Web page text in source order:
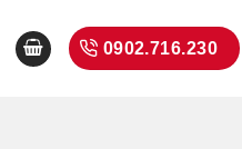
0902.716.230